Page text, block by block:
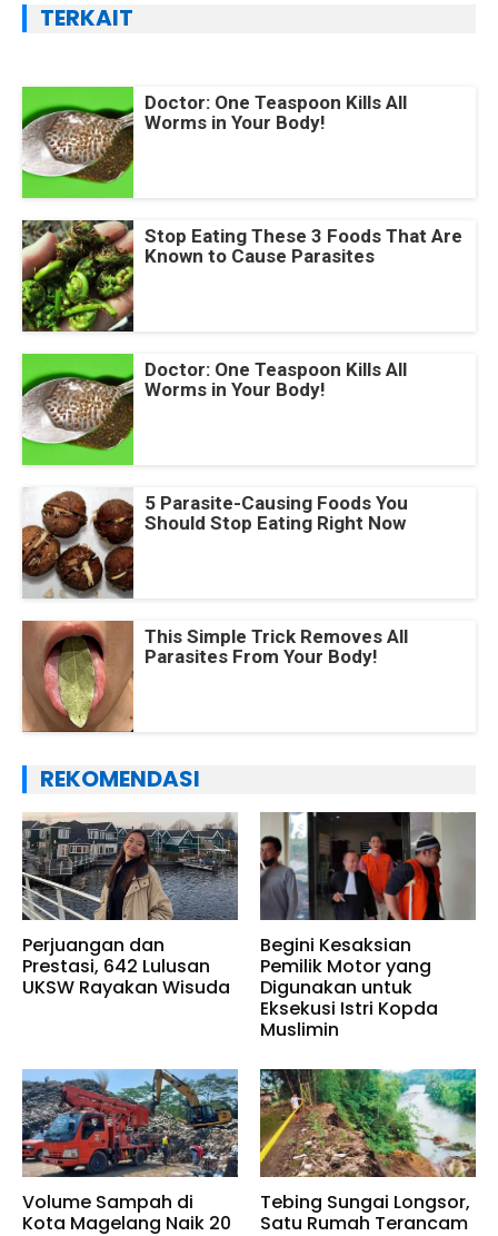
TERKAIT
Doctor: One Teaspoon Kills All
Worms in Your Body!
Stop Eating These 3 Foods That Are
Known to Cause Parasites
Doctor: One Teaspoon Kills All
Worms in Your Body!
5 Parasite-Causing Foods You
Should Stop Eating Right Now
This Simple Trick Removes All
Parasites From Your Body!
REKOMENDASI
Perjuangan dan
Prestasi, 642 Lulusan
UKSW Rayakan Wisuda
Begini Kesaksian
Pemilik Motor yang
Digunakan untuk
Eksekusi Istri Kopda
Muslimin
Volume Sampah di
Kota Magelang Naik 20
Tebing Sungai Longsor,
Satu Rumah Terancam